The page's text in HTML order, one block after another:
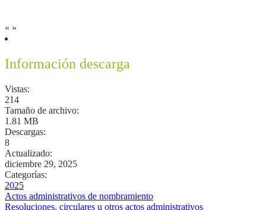
« »
Información descarga
Vistas:
214
Tamaño de archivo:
1.81 MB
Descargas:
8
Actualizado:
diciembre 29, 2025
Categorías:
2025
Actos administrativos de nombramiento
Resoluciones, circulares u otros actos administrativos